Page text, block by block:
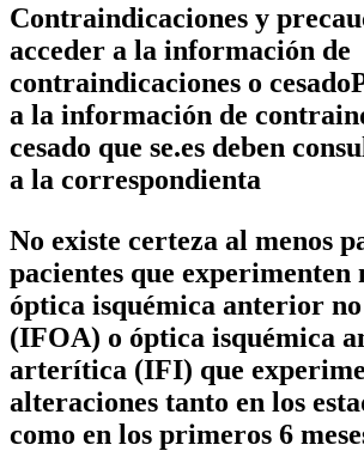
Contraindicaciones y
acceder a la información de
contraindicaciones o
a la información de
cesado que se.es deben
a la correspondienta
No existe certeza al menos
pacientes que experimenten
óptica isquémica anterior
(IFOA) o óptica isquémica
arterítica (IFI) que
alteraciones tanto en los
como en los primeros 6